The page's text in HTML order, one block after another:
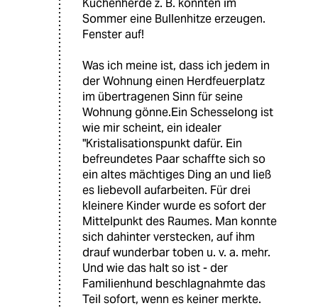
Küchenherde z. B. konnten im
Sommer eine Bullenhitze erzeugen.
Fenster auf!
Was ich meine ist, dass ich jedem in
der Wohnung einen Herdfeuerplatz
im übertragenen Sinn für seine
Wohnung gönne.Ein Schesselong ist
wie mir scheint, ein idealer
"Kristalisationspunkt dafür. Ein
befreundetes Paar schaffte sich so
ein altes mächtiges Ding an und ließ
es liebevoll aufarbeiten. Für drei
kleinere Kinder wurde es sofort der
Mittelpunkt des Raumes. Man konnte
sich dahinter verstecken, auf ihm
drauf wunderbar toben u. v. a. mehr.
Und wie das halt so ist - der
Familienhund beschlagnahmte das
Teil sofort, wenn es keiner merkte.